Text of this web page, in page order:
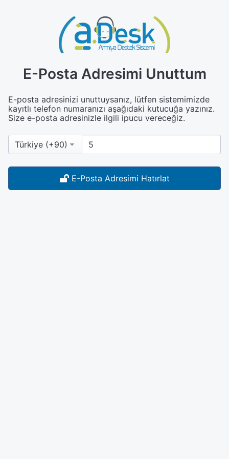
E-Posta Adresimi Unuttum
E-posta adresinizi unuttuysanız, lütfen sistemimizde
kayıtlı telefon numaranızı aşağıdaki kutucuğa yazınız.
Size e-posta adresinizle ilgili ipucu vereceğiz.
E-Posta Adresimi Hatırlat